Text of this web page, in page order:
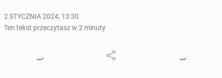
2 STYCZNIA 2024, 13:30
Ten tekst przeczytasz w 2 minuty